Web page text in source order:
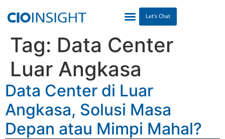
Let's Chat
Tag: Data Center
Luar Angkasa
Data Center di Luar
Angkasa, Solusi Masa
Depan atau Mimpi Mahal?